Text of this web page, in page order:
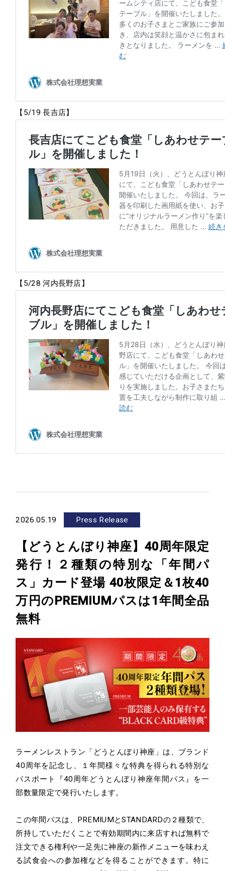
【5/19 長吉店】
【5/28 河内長野店】
2026.05.19 Press Release
【どうとんぼり神座】40周年限定
発行！２種類の特別な「年間パ
ス」カード登場 40枚限定＆1枚40
万円のPREMIUMパスは1年間全品
無料
ラーメンレストラン「どうとんぼり神座」は、ブランド
40周年を記念し、１年間様々な特典を得られる特別な
パスポート『40周年どうとんぼり神座年間パス』を一
部数量限定で発行いたします。
この年間パスは、PREMIUMとSTANDARDの２種類で、
所持していただくことで有効期間内に来店すれば無料で
注文できる権利や一足先に神座の新作メニューを味わえ
る試食会への参加権などを得ることができます。特に